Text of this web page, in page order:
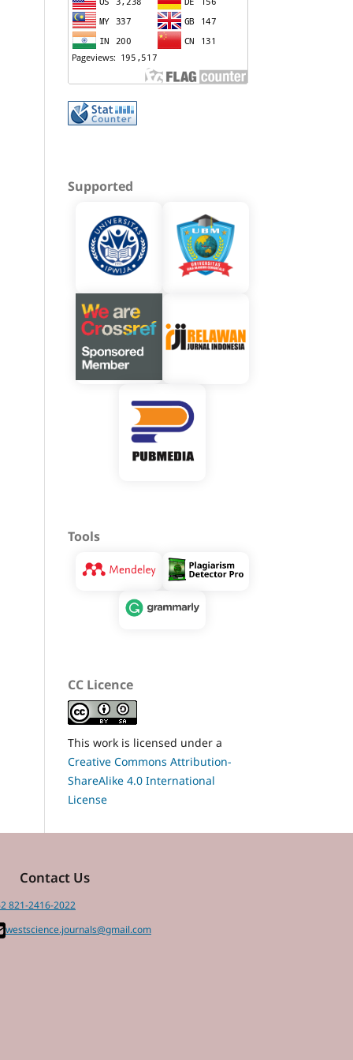
Supported
Tools
CC Licence
This work is licensed under a
Creative Commons Attribution-
ShareAlike 4.0 International
License
Contact Us
821-2416-2022
westscience.journals@gmail.com